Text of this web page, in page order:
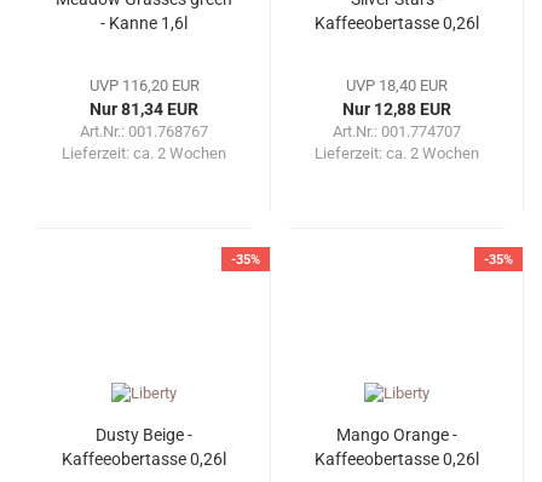
- Kanne 1,6l
UVP 116,20 EUR
Nur 81,34 EUR
Art.Nr.: 001.768767
Lieferzeit: ca. 2 Wochen
Kaffeeobertasse 0,26l
UVP 18,40 EUR
Nur 12,88 EUR
Art.Nr.: 001.774707
Lieferzeit: ca. 2 Wochen
-35%
Dusty Beige -
Kaffeeobertasse 0,26l
-35%
Mango Orange -
Kaffeeobertasse 0,26l